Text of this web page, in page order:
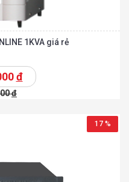
1KVA giá rẻ
đ
đ
17 %